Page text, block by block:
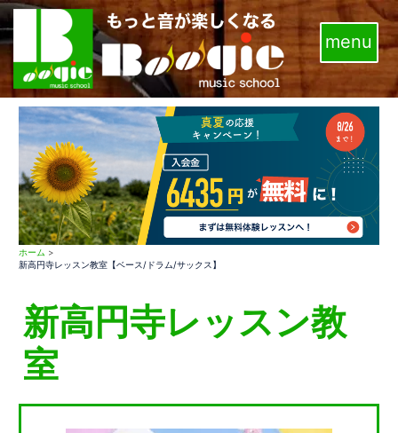
コ
ン
テ
ホーム >
新高円寺レッスン教室【ベース/ドラム/サックス】
新高円寺レッスン教
室